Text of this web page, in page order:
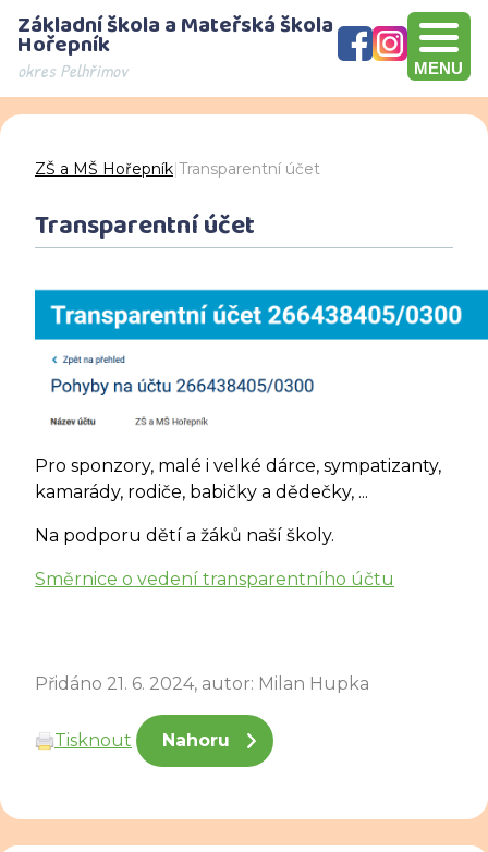
Základní škola a Mateřská škola
Hořepník
okres Pelhřimov MENU
ZŠ a MŠ Hořepník|Transparentní účet
Transparentní účet
Pro sponzory, malé i velké dárce, sympatizanty,
kamarády, rodiče, babičky a dědečky, ...
Na podporu dětí a žáků naší školy.
Směrnice o vedení transparentního účtu
Přidáno 21. 6. 2024, autor: Milan Hupka
Tisknout Nahoru